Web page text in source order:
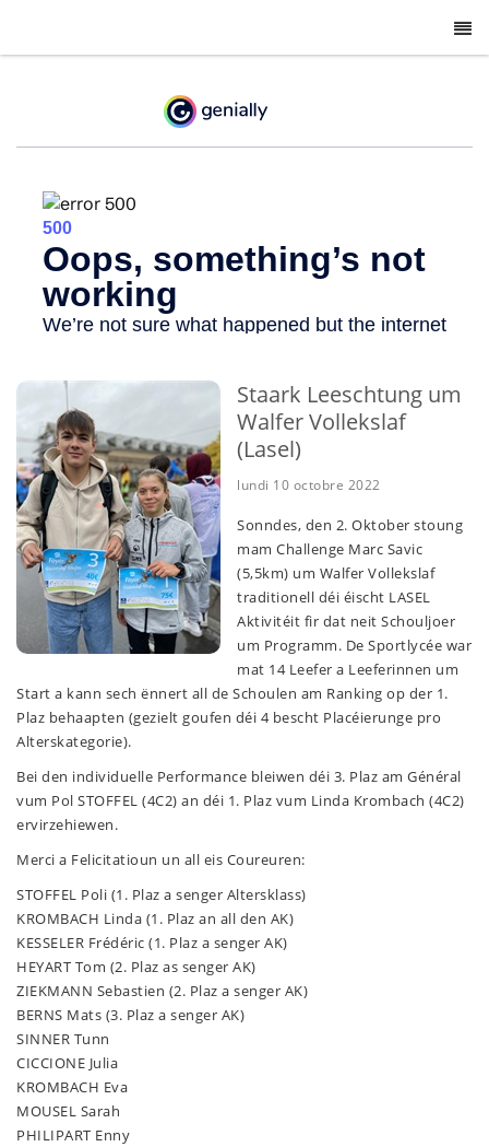
Staark Leeschtung um
Walfer Vollekslaf
(Lasel)
lundi 10 octobre 2022
Sonndes, den 2. Oktober stoung
mam Challenge Marc Savic
(5,5km) um Walfer Vollekslaf
traditionell déi éischt LASEL
Aktivitéit fir dat neit Schouljoer
um Programm. De Sportlycée war
mat 14 Leefer a Leeferinnen um
Start a kann sech ënnert all de Schoulen am Ranking op der 1.
Plaz behaapten (gezielt goufen déi 4 bescht Placéierunge pro
Alterskategorie).
Bei den individuelle Performance bleiwen déi 3. Plaz am Général
vum Pol STOFFEL (4C2) an déi 1. Plaz vum Linda Krombach (4C2)
ervirzehiewen.
Merci a Felicitatioun un all eis Coureuren:
STOFFEL Poli (1. Plaz a senger Altersklass)
KROMBACH Linda (1. Plaz an all den AK)
KESSELER Frédéric (1. Plaz a senger AK)
HEYART Tom (2. Plaz as senger AK)
ZIEKMANN Sebastien (2. Plaz a senger AK)
BERNS Mats (3. Plaz a senger AK)
SINNER Tunn
CICCIONE Julia
KROMBACH Eva
MOUSEL Sarah
PHILIPART Enny